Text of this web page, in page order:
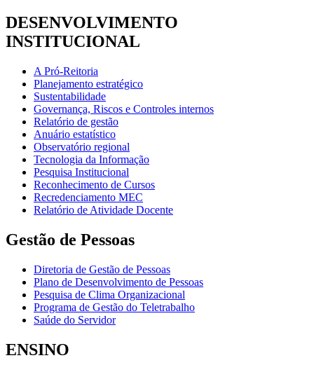
DESENVOLVIMENTO
INSTITUCIONAL
A Pró-Reitoria
Planejamento estratégico
Sustentabilidade
Governança, Riscos e Controles internos
Relatório de gestão
Anuário estatístico
Observatório regional
Tecnologia da Informação
Pesquisa Institucional
Reconhecimento de Cursos
Recredenciamento MEC
Relatório de Atividade Docente
Gestão de Pessoas
Diretoria de Gestão de Pessoas
Plano de Desenvolvimento de Pessoas
Pesquisa de Clima Organizacional
Programa de Gestão do Teletrabalho
Saúde do Servidor
ENSINO